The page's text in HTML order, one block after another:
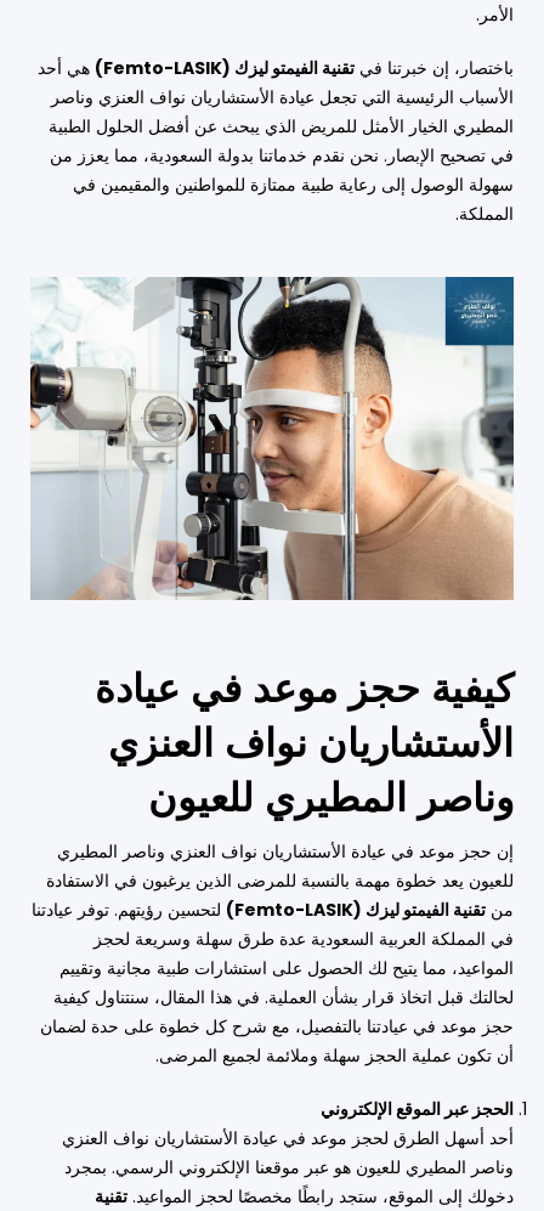
الأمر.
باختصار، إن خبرتنا في تقنية الفيمتو ليزك (Femto-LASIK)
هي أحد
الأسباب الرئيسية التي تجعل عيادة الأستشاريان نواف العنزي وناصر
المطيري الخيار الأمثل للمريض الذي يبحث عن أفضل الحلول الطبية
في تصحيح الإبصار. نحن نقدم خدماتنا بدولة السعودية، مما يعزز من
سهولة الوصول إلى رعاية طبية ممتازة للمواطنين والمقيمين في
المملكة.
كيفية حجز موعد في عيادة
الأستشاريان نواف العنزي
وناصر المطيري للعيون
إن حجز موعد في عيادة الأستشاريان نواف العنزي وناصر المطيري
للعيون يعد خطوة مهمة بالنسبة للمرضى الذين يرغبون في الاستفادة
من تقنية الفيمتو ليزك (Femto-LASIK)
لتحسين رؤيتهم. توفر عيادتنا
في المملكة العربية السعودية عدة طرق سهلة وسريعة لحجز
المواعيد، مما يتيح لك الحصول على استشارات طبية مجانية وتقييم
لحالتك قبل اتخاذ قرار بشأن العملية. في هذا المقال، سنتناول كيفية
حجز موعد في عيادتنا بالتفصيل، مع شرح كل خطوة على حدة لضمان
أن تكون عملية الحجز سهلة وملائمة لجميع المرضى.
الحجز عبر الموقع الإلكتروني
أحد أسهل الطرق لحجز موعد في عيادة الأستشاريان نواف العنزي
وناصر المطيري للعيون هو عبر موقعنا الإلكتروني الرسمي. بمجرد
دخولك إلى الموقع، ستجد رابطًا مخصصًا لحجز المواعيد. تقنية